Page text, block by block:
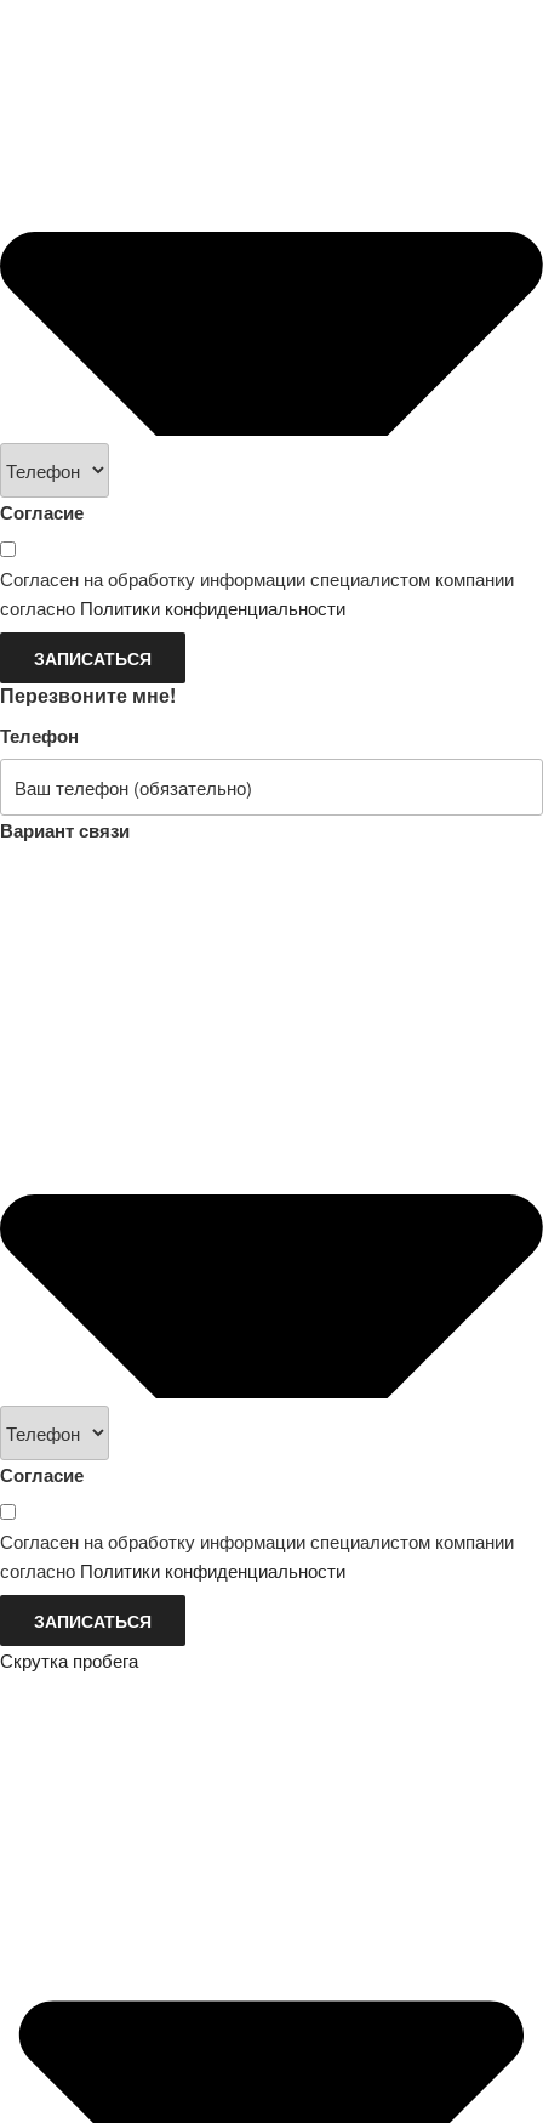
Согласие
Согласен на обработку информации специалистом компании
согласно Политики конфиденциальности
ЗАПИСАТЬСЯ
Перезвоните мне!
Телефон
Вариант связи
Согласие
Согласен на обработку информации специалистом компании
согласно Политики конфиденциальности
ЗАПИСАТЬСЯ
Скрутка пробега